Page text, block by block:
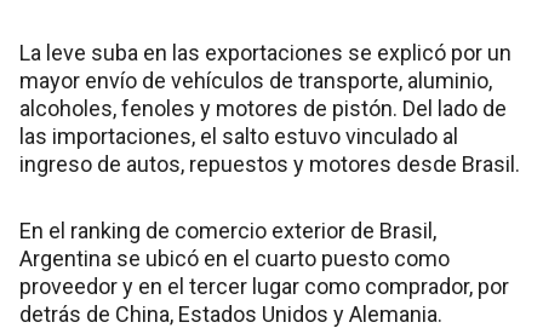
La leve suba en las exportaciones se explicó por un
mayor envío de vehículos de transporte, aluminio,
alcoholes, fenoles y motores de pistón. Del lado de
las importaciones, el salto estuvo vinculado al
ingreso de autos, repuestos y motores desde Brasil.
En el ranking de comercio exterior de Brasil,
Argentina se ubicó en el cuarto puesto como
proveedor y en el tercer lugar como comprador, por
detrás de China, Estados Unidos y Alemania.